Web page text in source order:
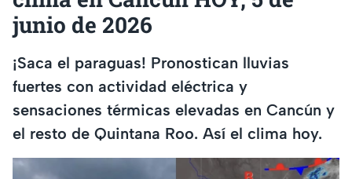
junio de 2026
¡Saca el paraguas! Pronostican lluvias
fuertes con actividad eléctrica y
sensaciones térmicas elevadas en Cancún y
el resto de Quintana Roo. Así el clima hoy.